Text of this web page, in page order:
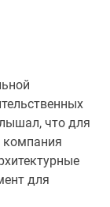
что для
компания
для